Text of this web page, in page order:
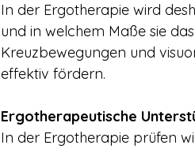
In der Ergotherapie wird
und in welchem Maße sie
Kreuzbewegungen und
effektiv fördern.
Ergotherapeutische
In der Ergotherapie prüfen